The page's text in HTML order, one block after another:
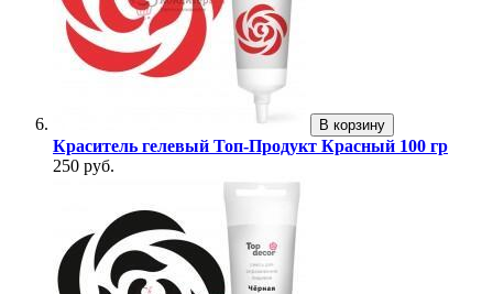
В корзину
Краситель гелевый Топ-Продукт Красный 100 гр
250 руб.